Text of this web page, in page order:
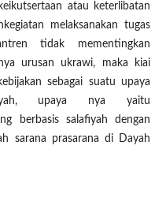
atau keterlibatan
melaksanakan tugas
tidak mementingkan
urusan ukrawi, maka kiai
sebagai suatu upaya
upaya nya yaitu
berbasis salafiyah dengan
sarana prasarana di Dayah